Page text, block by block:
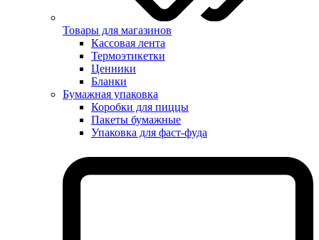
Товары для магазинов
Кассовая лента
Термоэтикетки
Ценники
Бланки
Бумажная упаковка
Коробки для пиццы
Пакеты бумажные
Упаковка для фаст-фуда